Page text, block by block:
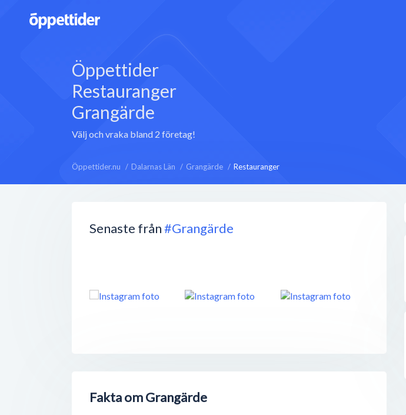
Öppettider
Restauranger
Grangärde
Välj och vraka bland 2 företag!
Öppettider.nu Dalarnas Län Grangärde Restauranger
Senaste från#Grangärde
Fakta om Grangärde